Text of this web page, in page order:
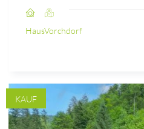
HausVorchdorf
KAUF